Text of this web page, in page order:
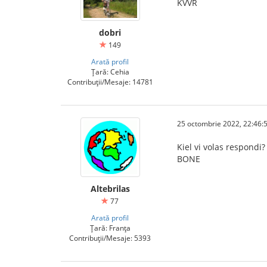
dobri
149
Arată profil
Țară: Cehia
Contribuții/Mesaje: 14781
KVVR
Altebrilas
77
Arată profil
Țară: Franța
Contribuții/Mesaje: 5393
25 octombrie 2022,
Kiel vi volas respondi?
BONE